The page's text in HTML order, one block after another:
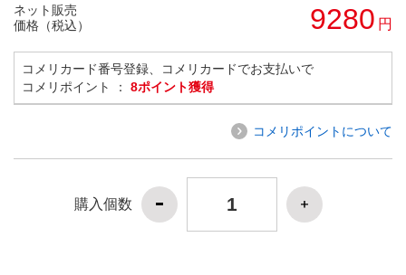
ネット販売
価格（税込）
9280 円
コメリカード番号登録、コメリカードでお支払いで
コメリポイント ： 8ポイント獲得
コメリポイントについて
購入個数